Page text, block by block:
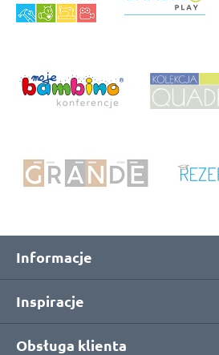
Informacje
Inspiracje
Obsługa klienta